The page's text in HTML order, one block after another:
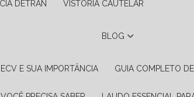
DETRAN VISTORIA CAUTELAR
BLOG
E SUA IMPORTÂNCIA GUIA COMPLETO